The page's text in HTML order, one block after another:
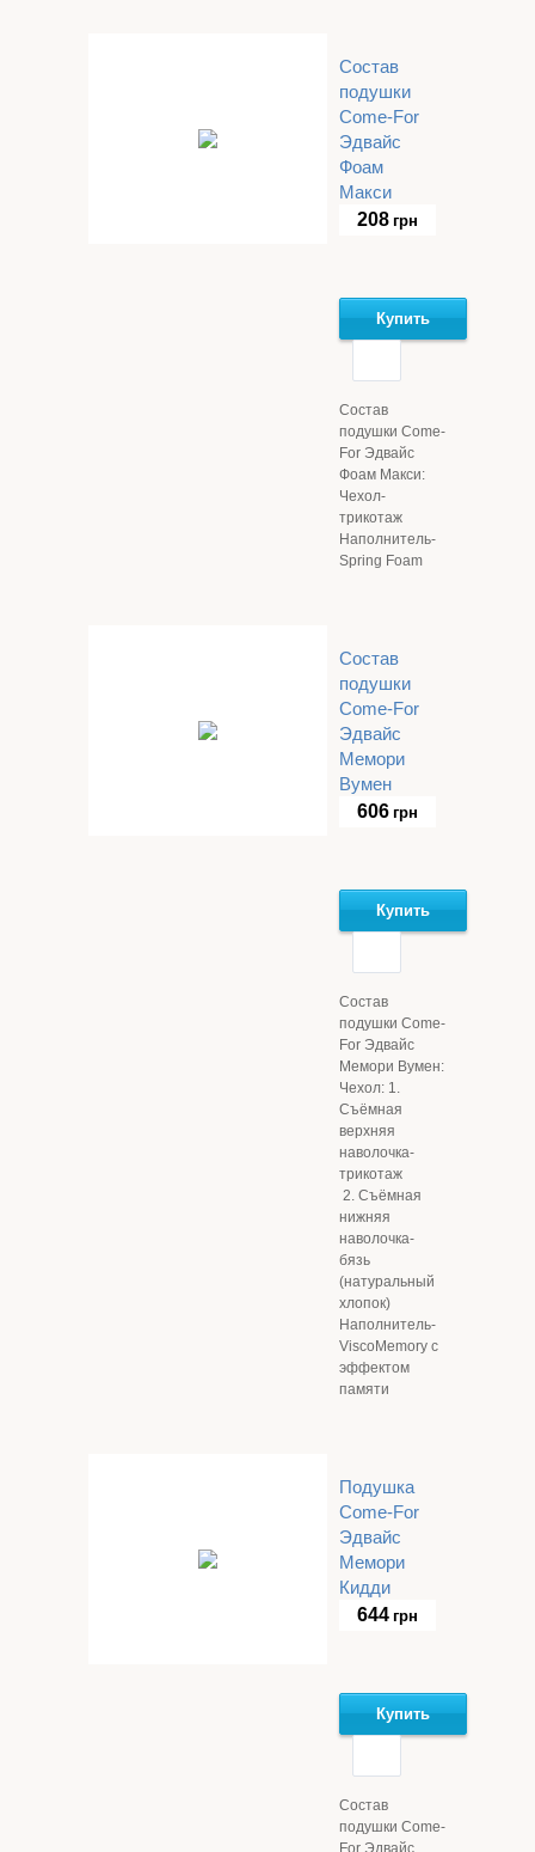
Состав
подушки
Come-For
Эдвайс
Фоам
Макси
208 грн
Купить
Состав
подушки Come-
For Эдвайс
Фоам Макси:
Чехол-
трикотаж
Наполнитель-
Spring Foam
Состав
подушки
Come-For
Эдвайс
Мемори
Вумен
606 грн
Купить
Состав
подушки Come-
For Эдвайс
Мемори Вумен:
Чехол: 1.
Съёмная
верхняя
наволочка-
трикотаж
2. Съёмная
нижняя
наволочка-
бязь
(натуральный
хлопок)
Наполнитель-
ViscoMemory с
эффектом
памяти
Подушка
Come-For
Эдвайс
Мемори
Кидди
644 грн
Купить
Состав
подушки Come-
For Эдвайс